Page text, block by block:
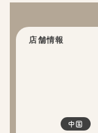
店舗情報
中国